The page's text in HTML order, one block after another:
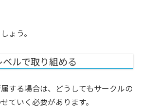
ょう。
ルで取り組める
する場合は、どうしてもサークルの
ていく必要があります。